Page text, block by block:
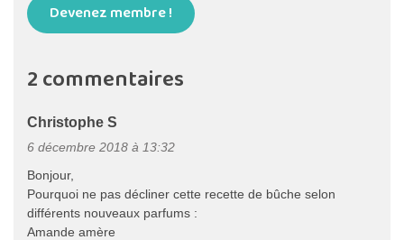
Devenez membre !
2 commentaires
Christophe S
6 décembre 2018 à 13:32
Bonjour,
Pourquoi ne pas décliner cette recette de bûche selon
différents nouveaux parfums :
Amande amère